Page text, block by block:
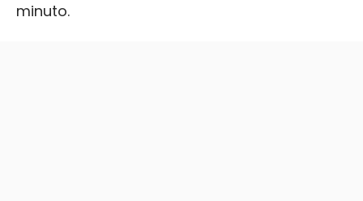
minuto.